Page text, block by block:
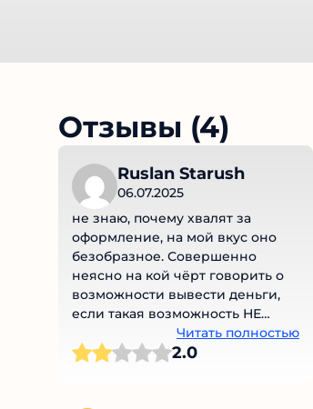
Отзывы (4)
Ruslan Starush
06.07.2025
не знаю, почему хвалят за
оформление, на мой вкус оно
безобразное. Совершенно
неясно на кой чёрт говорить о
возможности вывести деньги,
если такая возможность НЕ
РАБОТАЕТ. Трата времени и
чувства прекрасного.
Читать полностью
2.0